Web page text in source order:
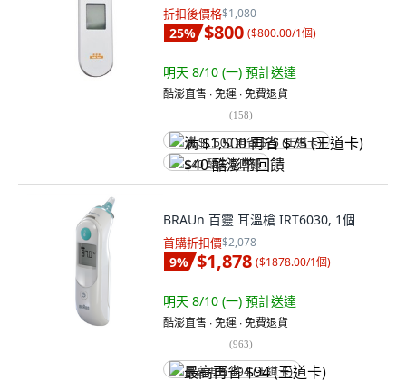
折扣後價格$1,080
25% $800 ($800.00/1個)
明天 8/10 (一) 預計送達
酷澎直售 ∙ 免運 ∙ 免費退貨
(158)
满 $1,500 再省 $75 (王道卡)
$40 酷澎幣回饋
BRAUn 百靈 耳溫槍 IRT6030, 1個
首購折扣價$2,078
9% $1,878 ($1878.00/1個)
明天 8/10 (一) 預計送達
酷澎直售 ∙ 免運 ∙ 免費退貨
(963)
最高再省 $94 (王道卡)